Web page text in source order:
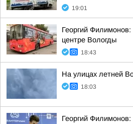
19:01
Георгий Филимонов:
центре Вологды
18:43
На улицах летней
18:03
Георгий